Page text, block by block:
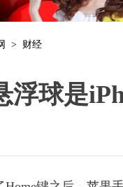
> 财经
浮球是